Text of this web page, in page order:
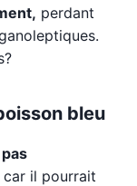
perdant
bleu
pas
car il pourrait